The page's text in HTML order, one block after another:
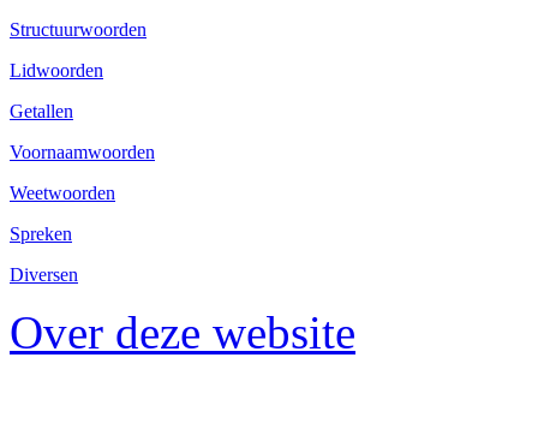
Structuurwoorden
Lidwoorden
Getallen
Voornaamwoorden
Weetwoorden
Spreken
Diversen
Over deze website